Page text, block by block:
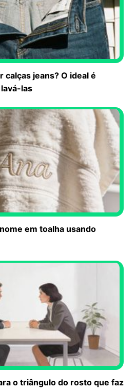
calças jeans? O ideal é
las
em toalha usando
o triângulo do rosto que faz